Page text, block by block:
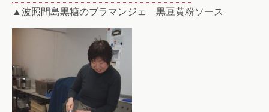
▲波照間島黒糖のブラマンジェ 黒豆黄粉ソース